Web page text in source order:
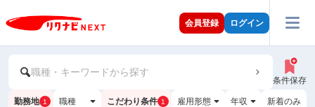
会員登録 ログイン
職種・キーワードから探す
条件保存
勤務地 1 職種 こだわり条件 1 雇用形態 年収 新着のみ